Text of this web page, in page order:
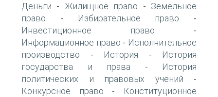
Деньги - Жилищное право - Земельное
право - Избирательное право -
Инвестиционное право -
Информационное право - Исполнительное
производство - История -
История
государства и права -
История
политических и правовых учений -
Конкурсное право -
Конституционное